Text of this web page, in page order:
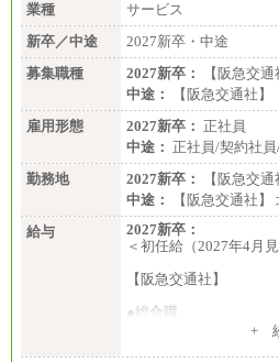
業種
サービス
新卒／中途
2027新卒・中途
募集職種
2027新卒：
【阪急交
中途：
【阪急交通社
雇用形態
2027新卒： 正社員
中途： 正社員/契約社
勤務地
2027新卒：
【阪急交
中途：
【阪急交通社
給与
2027新卒：
＜初任給（2027年4月
【阪急交通社】
●総合職
+